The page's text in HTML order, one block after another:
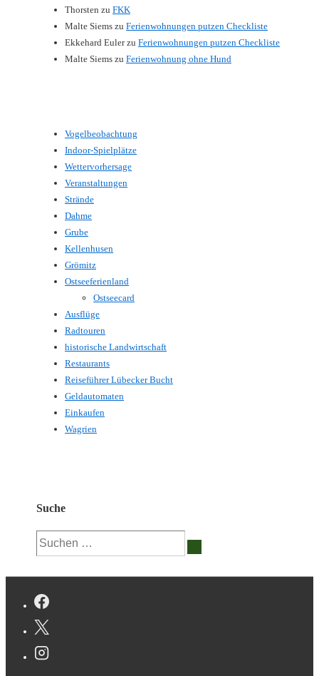
Thorsten zu FKK
Malte Siems zu Ferienwohnungen putzen Checkliste
Ekkehard Eulerzu Ferienwohnungen putzen Checkliste
Malte Siems zu Ferienwohnung ohne Hund
Vogelbeobachtung
Indoor-Spielplätze
Wettervorhersage
Veranstaltungen
Strände
Dahme
Grube
Kellenhusen
Grömitz
Ostseeferienland
Ostseecard
Ausflüge
Radtouren
historische Landwirtschaft
Restaurants
Reiseführer Lübecker Bucht
Geldautomaten
Einkaufen
Wagrien
Suche
Suchen
nach: